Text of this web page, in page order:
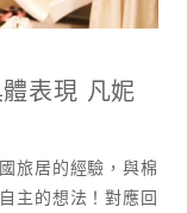
表現 凡妮
旅居的經驗，與棉
主的想法！對應回